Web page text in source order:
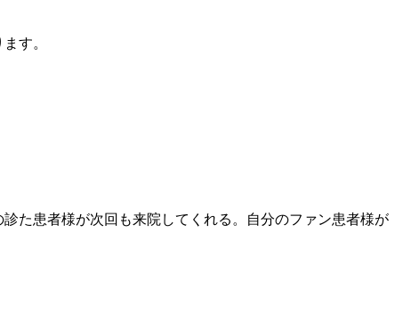
す。
た患者様が次回も来院してくれる。自分のファン患者様が